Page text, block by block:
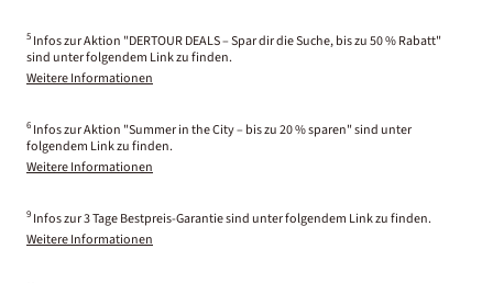
5 Infos zur Aktion "DERTOUR DEALS – Spar dir die Suche, bis zu 50 % Rabatt"
sind unter folgendem Link zu finden.
Weitere Informationen
6 Infos zur Aktion "Summer in the City – bis zu 20 % sparen" sind unter
folgendem Link zu finden.
Weitere Informationen
9 Infos zur 3 Tage Bestpreis-Garantie sind unter folgendem Link zu finden.
Weitere Informationen